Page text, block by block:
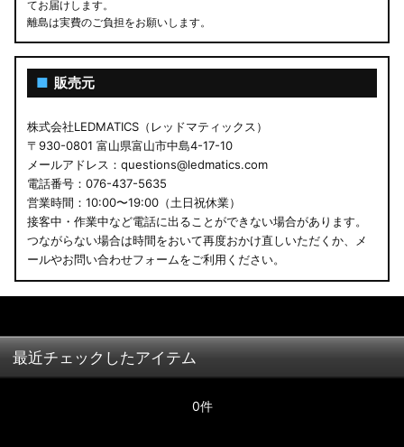
てお届けします。
離島は実費のご負担をお願いします。
■ 販売元
株式会社LEDMATICS（レッドマティックス）
〒930-0801 富山県富山市中島4-17-10
メールアドレス：questions@ledmatics.com
電話番号：076-437-5635
営業時間：10:00〜19:00（土日祝休業）
接客中・作業中など電話に出ることができない場合があります。
つながらない場合は時間をおいて再度おかけ直しいただくか、メ
ールやお問い合わせフォームをご利用ください。
最近チェックしたアイテム
0件